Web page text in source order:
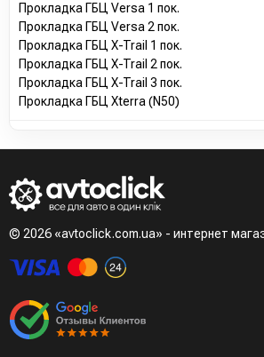
Прокладка ГБЦ Versa 1 пок.
Прокладка ГБЦ Versa 2 пок.
Прокладка ГБЦ X-Trail 1 пок.
Прокладка ГБЦ X-Trail 2 пок.
Прокладка ГБЦ X-Trail 3 пок.
Прокладка ГБЦ Xterra (N50)
© 2026 «avtoclick.com.ua» - интернет